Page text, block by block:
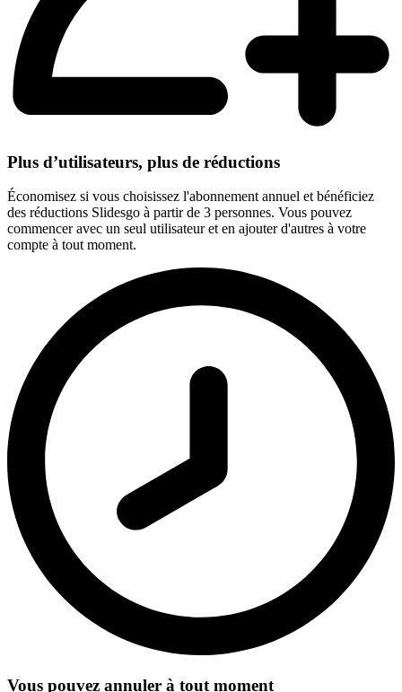
Plus d’utilisateurs, plus de réductions
Économisez si vous choisissez l'abonnement annuel et bénéficiez
des réductions Slidesgo à partir de 3 personnes. Vous pouvez
commencer avec un seul utilisateur et en ajouter d'autres à votre
compte à tout moment.
Vous pouvez annuler à tout moment